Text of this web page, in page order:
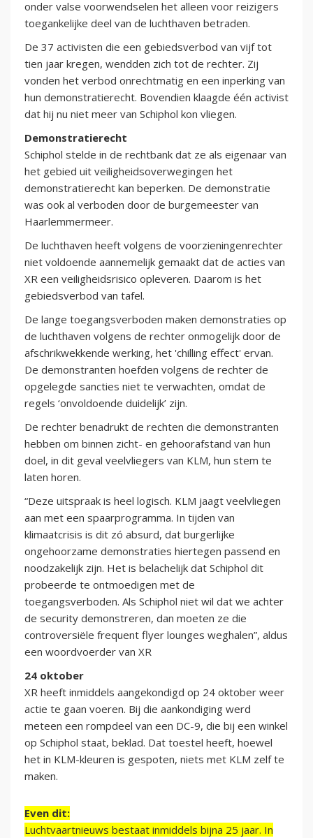
onder valse voorwendselen het alleen voor reizigers
toegankelijke deel van de luchthaven betraden.
De 37 activisten die een gebiedsverbod van vijf tot
tien jaar kregen, wendden zich tot de rechter. Zij
vonden het verbod onrechtmatig en een inperking van
hun demonstratierecht. Bovendien klaagde één activist
dat hij nu niet meer van Schiphol kon vliegen.
Demonstratierecht
Schiphol stelde in de rechtbank dat ze als eigenaar van
het gebied uit veiligheidsoverwegingen het
demonstratierecht kan beperken. De demonstratie
was ook al verboden door de burgemeester van
Haarlemmermeer.
De luchthaven heeft volgens de voorzieningenrechter
niet voldoende aannemelijk gemaakt dat de acties van
XR een veiligheidsrisico opleveren. Daarom is het
gebiedsverbod van tafel.
De lange toegangsverboden maken demonstraties op
de luchthaven volgens de rechter onmogelijk door de
afschrikwekkende werking, het 'chilling effect' ervan.
De demonstranten hoefden volgens de rechter de
opgelegde sancties niet te verwachten, omdat de
regels ‘onvoldoende duidelijk’ zijn.
De rechter benadrukt de rechten die demonstranten
hebben om binnen zicht- en gehoorafstand van hun
doel, in dit geval veelvliegers van KLM, hun stem te
laten horen.
“Deze uitspraak is heel logisch. KLM jaagt veelvliegen
aan met een spaarprogramma. In tijden van
klimaatcrisis is dit zó absurd, dat burgerlijke
ongehoorzame demonstraties hiertegen passend en
noodzakelijk zijn. Het is belachelijk dat Schiphol dit
probeerde te ontmoedigen met de
toegangsverboden. Als Schiphol niet wil dat we achter
de security demonstreren, dan moeten ze die
controversiële frequent flyer lounges weghalen”, aldus
een woordvoerder van XR
24 oktober
XR heeft inmiddels aangekondigd op 24 oktober weer
actie te gaan voeren. Bij die aankondiging werd
meteen een rompdeel van een DC-9, die bij een winkel
op Schiphol staat, beklad. Dat toestel heeft, hoewel
het in KLM-kleuren is gespoten, niets met KLM zelf te
maken.
Even dit:
Luchtvaartnieuws bestaat inmiddels bijna 25 jaar. In